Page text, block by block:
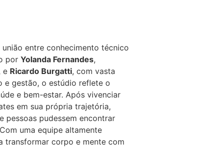
união entre conhecimento técnico
por Yolanda Fernandes,
e Ricardo Burgatti, com vasta
e gestão, o estúdio reflete o
e bem-estar. Após vivenciar
em sua própria trajetória,
pessoas pudessem encontrar
uma equipe altamente
transformar corpo e mente com